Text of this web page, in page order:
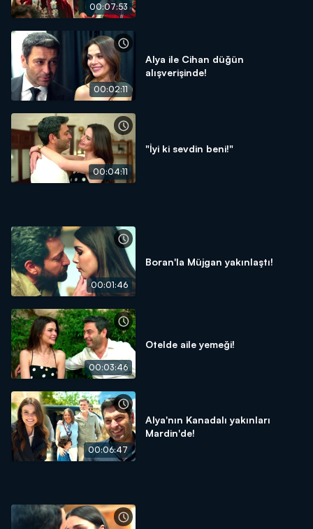
00:07:53
00:02:11
Alya ile Cihan düğün
alışverişinde!
00:04:11
"İyi ki sevdin beni!"
00:01:46
Boran'la Müjgan yakınlaştı!
00:03:46
Otelde aile yemeği!
00:06:47
Alya'nın Kanadalı yakınları
Mardin'de!